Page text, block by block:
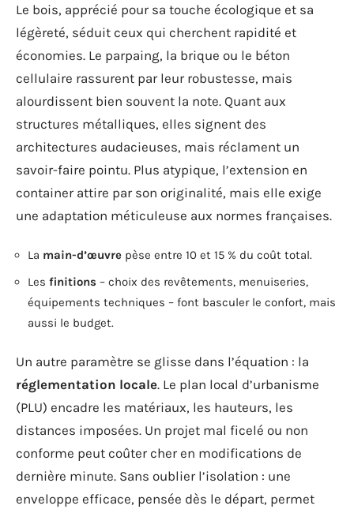
Le bois, apprécié pour sa touche écologique et sa
légèreté, séduit ceux qui cherchent rapidité et
économies. Le parpaing, la brique ou le béton
cellulaire rassurent par leur robustesse, mais
alourdissent bien souvent la note. Quant aux
structures métalliques, elles signent des
architectures audacieuses, mais réclament un
savoir-faire pointu. Plus atypique, l’extension en
container attire par son originalité, mais elle exige
une adaptation méticuleuse aux normes françaises.
La main-d’œuvre pèse entre 10 et 15 % du coût total.
Les finitions – choix des revêtements, menuiseries,
équipements techniques – font basculer le confort, mais
aussi le budget.
Un autre paramètre se glisse dans l’équation : la
réglementation locale. Le plan local d’urbanisme
(PLU) encadre les matériaux, les hauteurs, les
distances imposées. Un projet mal ficelé ou non
conforme peut coûter cher en modifications de
dernière minute. Sans oublier l’isolation : une
enveloppe efficace, pensée dès le départ, permet